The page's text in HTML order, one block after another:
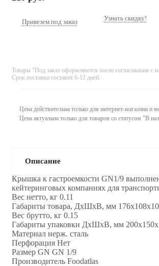
Привезем под заказ Узнать скидку!
Товары "Под заказ оформляются после согласования с
Срок поставки составит 6-12 дней.
Цена действительна только для интернет-магазина и
Цена актуальна только для товаров со статусом "В
Описание
Крышка к гастроемкости GN1/9
кейтеринговых компаниях для
Вес нетто, кг 0.11
Габариты товара, ДхШхВ, мм 176x108x10
Вес брутто, кг 0.15
Габариты упаковки ДхШхВ, мм
Материал нерж. сталь
Перфорация Нет
Размер GN GN 1/9
Производитель Foodatlas